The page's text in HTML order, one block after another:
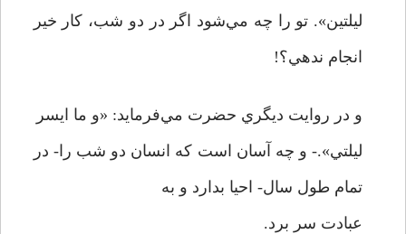
ليلتين». تو را چه مي‌شود اگر در دو شب، کار خير
انجام ندهي؟!
و در روايت ديگري حضرت مي‌فرمايد: «و ما ايسر
ليلتي».- و چه آسان است که انسان دو شب را- در
تمام طول سال- احيا بدارد و به
عبادت سر برد.